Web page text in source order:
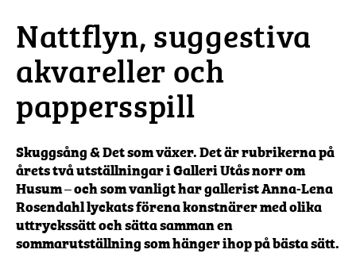
Nattflyn, suggestiva
akvareller och
pappersspill
Skuggsång & Det som växer. Det är rubrikerna på
årets två utställningar i Galleri Utås norr om
Husum – och som vanligt har gallerist Anna-Lena
Rosendahl lyckats förena konstnärer med olika
uttryckssätt och sätta samman en
sommarutställning som hänger ihop på bästa sätt.